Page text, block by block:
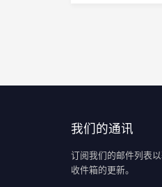
我们的通讯
订阅我们的邮件列表
收件箱的更新。